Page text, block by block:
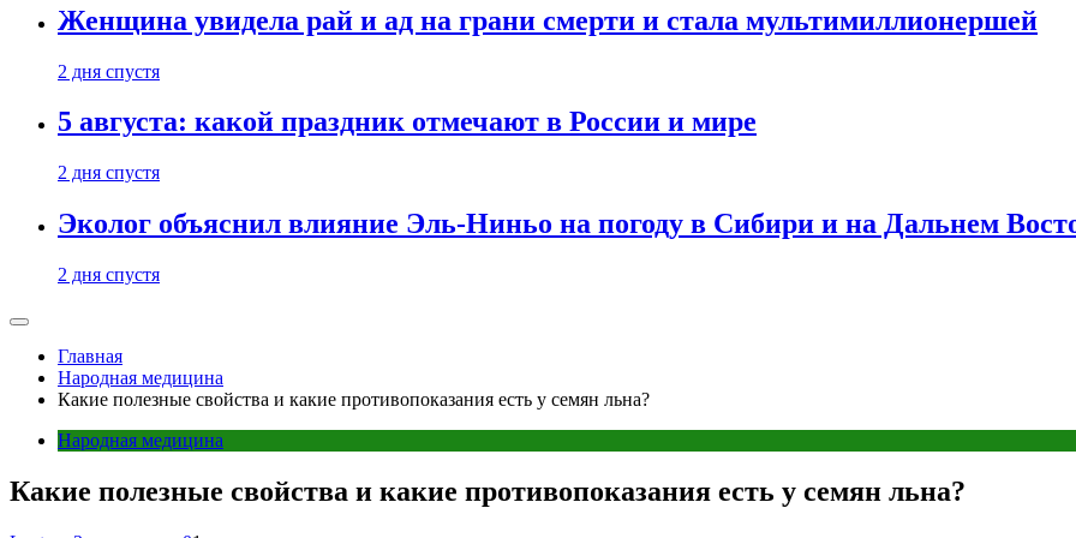
Женщина увидела рай и ад на грани смерти и стала мультимиллионершей
2 дня спустя
5 августа: какой праздник отмечают в России и мире
2 дня спустя
Эколог объяснил влияние Эль-Ниньо на погоду в Сибири и на Дальнем
2 дня спустя
Главная
Народная медицина
Какие полезные свойства и какие противопоказания есть у семян льна?
Народная медицина
Какие полезные свойства и какие противопоказания есть у семян льна?